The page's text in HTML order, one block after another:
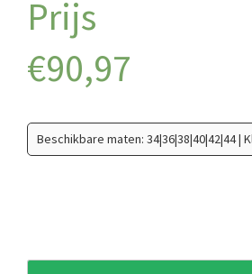
€90,97
Beschikbare maten: 34|36|38|40|42|44 |